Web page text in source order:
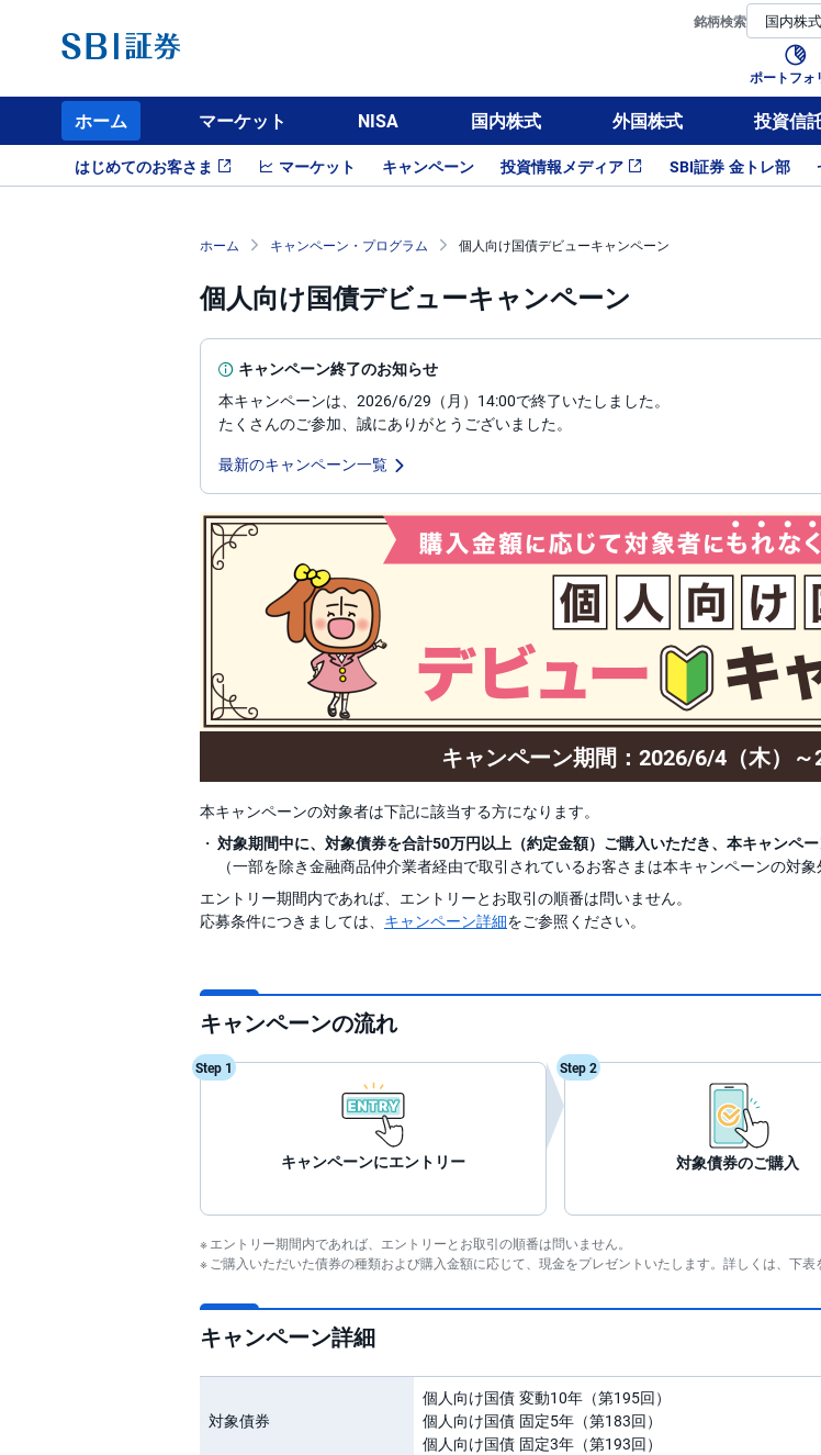
銘柄検索
ポートフォ
ホーム マーケット NISA 国内株式 外国株式 投資信
はじめてのお客さま マーケット キャンペーン 投資情報メディア SBI証券 金トレ部
ホーム キャンペーン・プログラム 個人向け国債デビューキャンペーン
個人向け国債デビューキャンペーン
キャンペーン終了のお知らせ
本キャンペーンは、2026/6/29（月）14:00で終了いたしました。
たくさんのご参加、誠にありがとうございました。
最新のキャンペーン一覧
キャンペーン期間： 2026/6/4（木）
本キャンペーンの対象者は下記に該当する方になります。
対象期間中に、対象債券を合計50万円以上（約定金額）ご購入いただき、本キャンペ
（一部を除き金融商品仲介業者経由で取引されているお客さまは本キャンペーンの対象
エントリー期間内であれば、エントリーとお取引の順番は問いません。
応募条件につきましては、 キャンペーン詳細をご参照ください。
キャンペーンの流れ
Step 1
キャンペーンにエントリー
Step 2
対象債券のご購入
エントリー期間内であれば、エントリーとお取引の順番は問いません。
ご購入いただいた債券の種類および購入金額に応じて、現金をプレゼントいたします。詳しくは、下表
キャンペーン詳細
対象債券
個人向け国債 変動10年（第195回）
個人向け国債 固定5年（第183回）
個人向け国債 固定3年（第193回）